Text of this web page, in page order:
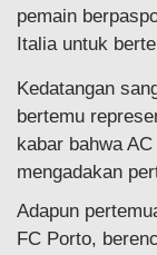
pemain
Italia untuk
Kedatangan
bertemu
kabar bahwa
mengadakan
Adapun
FC Porto,